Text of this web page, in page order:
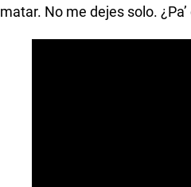
matar. No me dejes solo.